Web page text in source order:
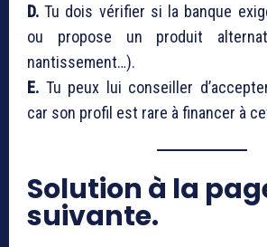
D. Tu dois vérifier si la banque
ou propose un produit
nantissement…).
E. Tu peux lui conseiller
car son profil est rare à financer à
Solution à la
suivante.